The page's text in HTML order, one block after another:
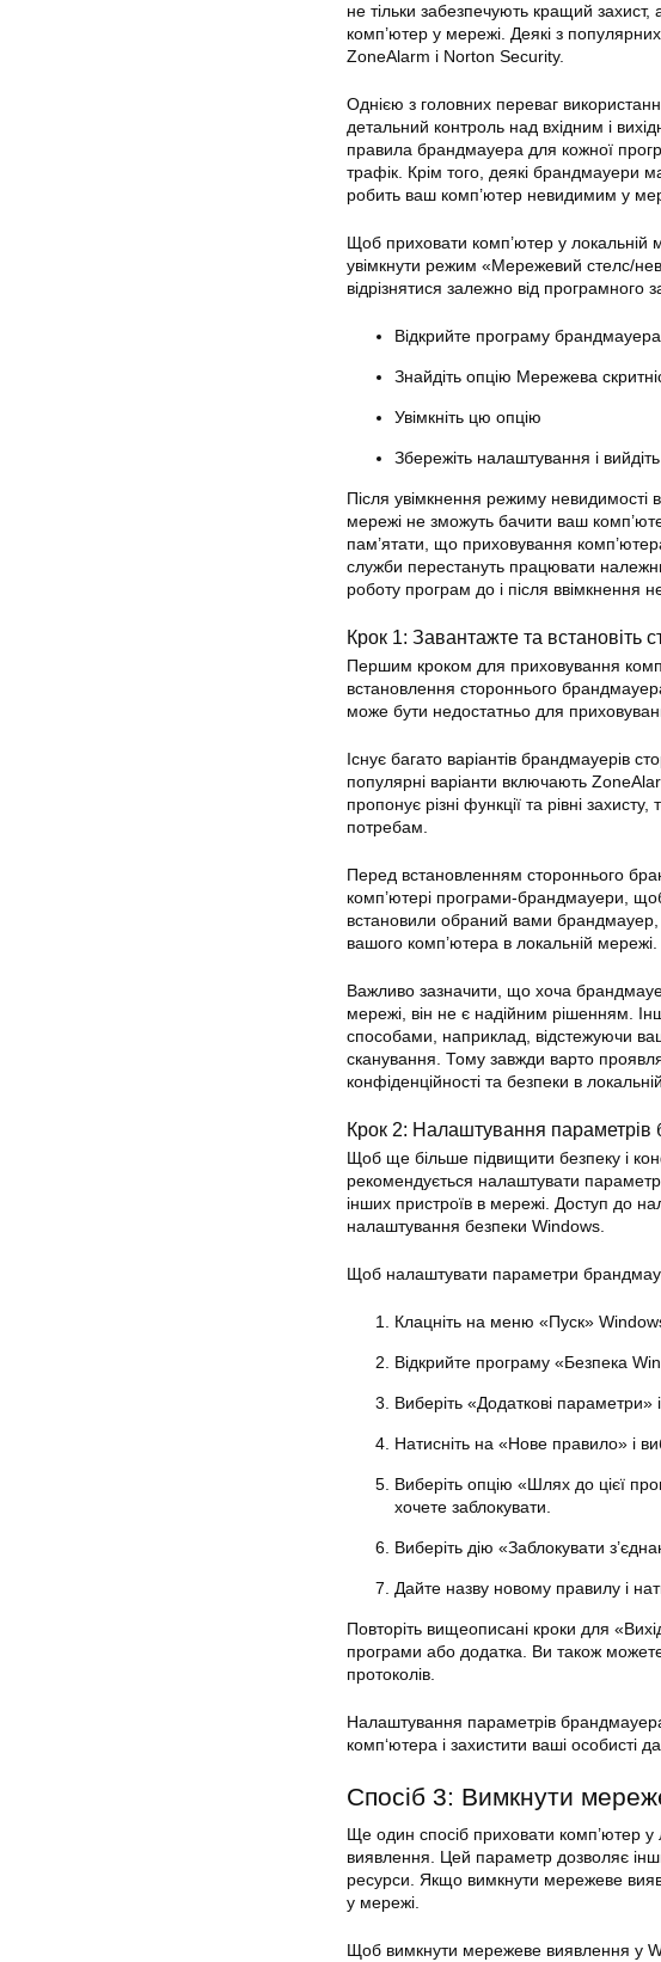
не тільки забезпечують кращий
комп’ютер у мережі. Деякі з
ZoneAlarm і Norton Security.
Однією з головних переваг
детальний контроль над вхідним і
правила брандмауера для кожної
трафік. Крім того, деякі брандмауери
робить ваш комп’ютер невидимим у
Щоб приховати комп’ютер у
увімкнути режим «Мережевий стелс/
відрізнятися залежно від програмного
Відкрийте програму брандмауера
Знайдіть опцію Мережева
Увімкніть цю опцію
Збережіть налаштування і
Після увімкнення режиму
мережі не зможуть бачити ваш
пам’ятати, що приховування комп’
служби перестануть працювати
роботу програм до і після ввімкнення
Крок 1: Завантажте та встановіть
Першим кроком для приховування
встановлення стороннього
може бути недостатньо для
Існує багато варіантів брандмауерів
популярні варіанти включають
пропонує різні функції та рівні
потребам.
Перед встановленням стороннього
комп’ютері програми-брандмауери,
встановили обраний вами
вашого комп’ютера в локальній мережі.
Важливо зазначити, що хоча
мережі, він не є надійним рішенням.
способами, наприклад, відстежуючи
сканування. Тому завжди варто
конфіденційності та безпеки в локальній
Крок 2: Налаштування параметрів
Щоб ще більше підвищити безпеку і
рекомендується налаштувати
інших пристроїв в мережі. Доступ до
налаштування безпеки Windows.
Щоб налаштувати параметри
Клацніть на меню «Пуск»
Відкрийте програму «Безпека
Виберіть «Додаткові параметри»
Натисніть на «Нове правило» і
Виберіть опцію «Шлях до цієї
хочете заблокувати.
Виберіть дію «Заблокувати
Дайте назву новому правилу і
Повторіть вищеописані кроки для
програми або додатка. Ви також
протоколів.
Налаштування параметрів
комп‘ютера і захистити ваші особисті
Спосіб 3: Вимкнути
Ще один спосіб приховати комп’ютер
виявлення. Цей параметр дозволяє
ресурси. Якщо вимкнути мережеве
у мережі.
Щоб вимкнути мережеве виявлення у